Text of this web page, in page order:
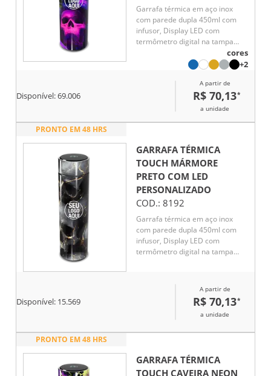
Garrafa térmica em aço inox
com parede dupla 450ml com
infusor, Display LED com
termômetro digital na tampa
para indicar a temperatura do
líquido, Conserva líquido quente
cores
+2
Disponível:69.006
A partir de
R$ 70,13*
a unidade
PRONTO EM 48 HRS
GARRAFA TÉRMICA
TOUCH MÁRMORE
PRETO COM LED
PERSONALIZADO
COD.: 8192
Garrafa térmica em aço inox
com parede dupla 450ml com
infusor, Display LED com
termômetro digital na tampa
Disponível: 15.569
A partir de
R$ 70,13*
a unidade
PRONTO EM 48 HRS
GARRAFA TÉRMICA
TOUCH CAVEIRA NEON